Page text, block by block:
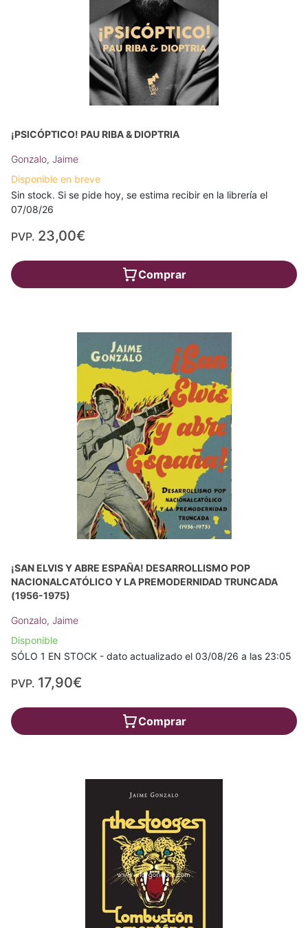
¡PSICÓPTICO! PAU RIBA & DIOPTRIA
Gonzalo, Jaime
Disponible en breve
Sin stock. Si se pide hoy, se estima recibir en la librería el
07/08/26
PVP. 23,00€
Comprar
¡SAN ELVIS Y ABRE ESPAÑA! DESARROLLISMO POP
NACIONALCATÓLICO Y LA PREMODERNIDAD TRUNCADA
(1956-1975)
Gonzalo, Jaime
Disponible
SÓLO 1 EN STOCK - dato actualizado el 03/08/26 a las 23:05
PVP. 17,90€
Comprar